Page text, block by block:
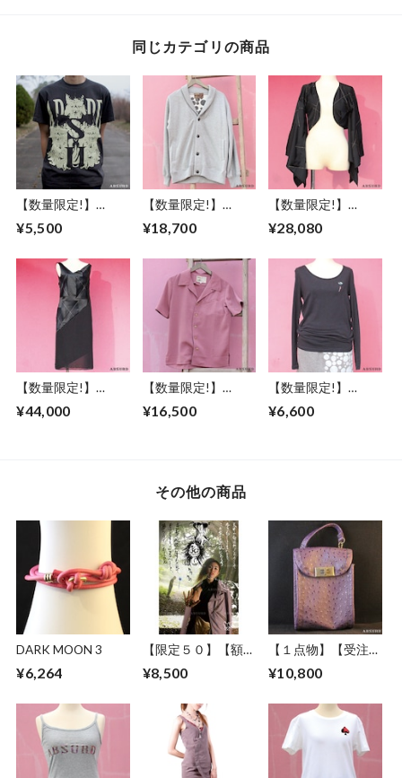
同じカテゴリの商品
【数量限定!】
ックＴシャツ メン
/ L ドクロモチーフ
チャコール アブサ
DOKUROKUN（C）
¥5,500
【数量限定!】
トカーディガン メ
サイズ ドット柄 ア
ブサード ロゴ 裏起
毛 グレー 左右ポケ
ット DOT
¥18,700
【数量限定!】
ディース サイズＳ
ブラック 振袖 ツギ
ハギ デザイン 金ス
テッチ FLAP
¥28,080
【数量限定!】
ス レディース サイ
JET'AIME MOI NON
PLUS
¥44,000
【数量限定!】
ツ メンズ レディー
¥16,500
【数量限定!】
ックロングＴシャツ
¥6,600
その他の商品
DARK MOON 3
¥6,264
【限定５０】【額セ
ートポスター
イズ ART デザイン
停止線 道路標識 妖
怪 ファションフォ
ト 天井舐め エディ
ションナンバー入り
¥8,500
【１点物】【受注制
ダーメイド ポーチ
パイピング フェイ
クレザー ベルトル
ープ アブサード
SNOWKIN Jr（P）
¥10,800